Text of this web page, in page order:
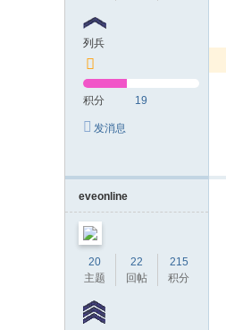
列兵
积分 19
发消息
eveonline
20
主题
22
回帖
215
积分